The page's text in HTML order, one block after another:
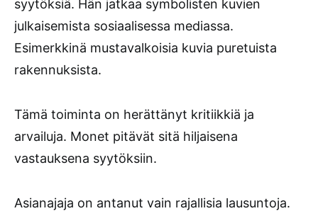
syytöksiä. Hän jatkaa symbolisten kuvien
julkaisemista sosiaalisessa mediassa.
Esimerkkinä mustavalkoisia kuvia puretuista
rakennuksista.
Tämä toiminta on herättänyt kritiikkiä ja
arvailuja. Monet pitävät sitä hiljaisena
vastauksena syytöksiin.
Asianajaja on antanut vain rajallisia lausuntoja.